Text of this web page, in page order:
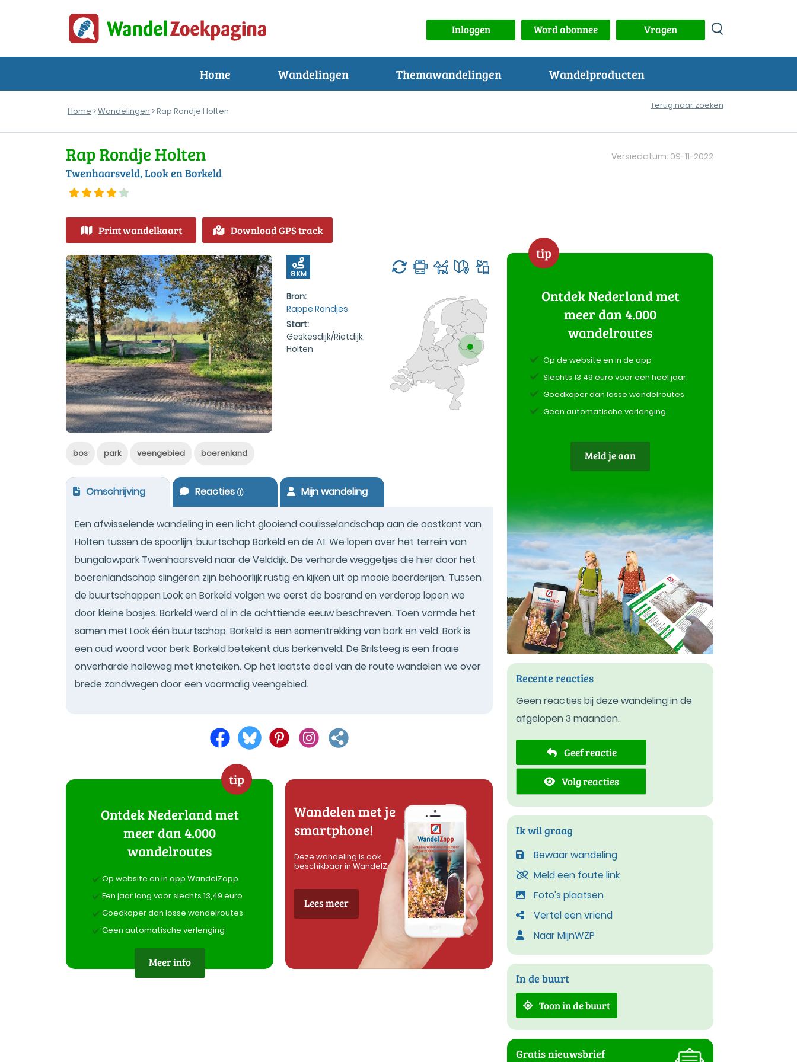
Inloggen Word abonnee Vragen
Home Wandelingen Themawandelingen Wandelproducten
Home >Wandelingen > Rap Rondje Holten
Terug naar zoeken
Rap Rondje Holten
Twenhaarsveld, Look en Borkeld
Versiedatum: 09-11-2022
Print wandelkaart Download GPS track
8 KM
Bron:
Rappe Rondjes
Start:
Geskesdijk/Rietdijk,
Holten
bos park veengebied boerenland
Omschrijving Reacties(1) Mijn wandeling
Een afwisselende wandeling in een licht glooiend coulisselandschap aan de oostkant van
Holten tussen de spoorlijn, buurtschap Borkeld en de A1. We lopen over het terrein van
bungalowpark Twenhaarsveld naar de Velddijk. De verharde weggetjes die hier door het
boerenlandschap slingeren zijn behoorlijk rustig en kijken uit op mooie boerderijen. Tussen
de buurtschappen Look en Borkeld volgen we eerst de bosrand en verderop lopen we
door kleine bosjes. Borkeld werd al in de achttiende eeuw beschreven. Toen vormde het
samen met Look één buurtschap. Borkeld is een samentrekking van bork en veld. Bork is
een oud woord voor berk. Borkeld betekent dus berkenveld. De Brilsteeg is een fraaie
onverharde holleweg met knoteiken. Op het laatste deel van de route wandelen we over
brede zandwegen door een voormalig veengebied.
tip
Ontdek Nederland met
meer dan 4.000
wandelroutes
Op website en in app WandelZapp
Een jaar lang voor slechts 13,49 euro
Goedkoper dan losse wandelroutes
Geen automatische verlenging
Meer info
Wandelen met je
smartphone!
Deze wandeling is ook
beschikbaar in WandelZapp
Lees meer
tip
Ontdek Nederland met
meer dan 4.000
wandelroutes
Op de website en in de app
Slechts 13,49 euro voor een heel jaar.
Goedkoper dan losse wandelroutes
Geen automatische verlenging
Meld je aan
Recente reacties
Geen reacties bij deze wandeling in de
afgelopen 3 maanden.
Geef reactie
Volg reacties
Ik wil graag
Bewaar wandeling
Meld een foute link
Foto's plaatsen
Vertel een vriend
Naar MijnWZP
In de buurt
Toon in de buurt
Gratis nieuwsbrief